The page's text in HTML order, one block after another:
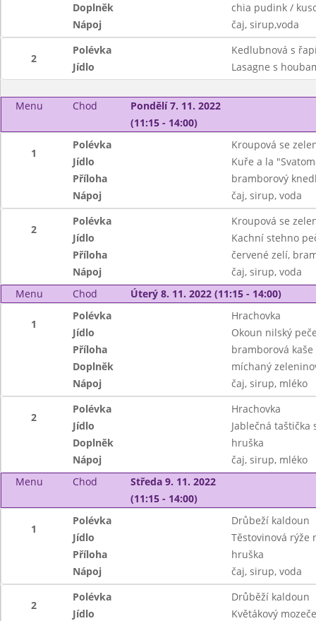
Doplněk
chia pudink /
Nápoj
čaj, sirup,voda
2
Polévka
Kedlubnová s
Jídlo
Lasagne s
Menu Chod
Pondělí 7. 11. 2022
(11:15 - 14:00)
1
Polévka
Kroupová se
Jídlo
Kuře a la
Příloha
bramborový
Nápoj
čaj, sirup, voda
2
Polévka
Kroupová se
Jídlo
Kachní stehno
Příloha
červené zelí,
Nápoj
čaj, sirup, voda
Menu
Chod Úterý 8. 11. 2022 (11:15 - 14:00)
1
Polévka
Hrachovka
Jídlo
Okoun nilský
Příloha
bramborová
Doplněk
míchaný
Nápoj
čaj, sirup, mléko
2
Polévka
Hrachovka
Jídlo
Jablečná taštička
Doplněk
hruška
Nápoj
čaj, sirup, mléko
Menu
Chod
Středa 9. 11. 2022
(11:15 - 14:00)
1
Polévka
Drůbeží kaldoun
Jídlo
Těstovinová rýže
Příloha
hruška
Nápoj
čaj, sirup, voda
2
Polévka
Drůběží kaldoun
Jídlo
Květákový